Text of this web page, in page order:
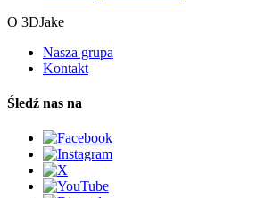
O 3DJake
Nasza grupa
Kontakt
Śledź nas na